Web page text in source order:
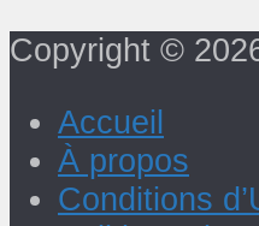
Copyright ©
Accueil
À propos
Conditions